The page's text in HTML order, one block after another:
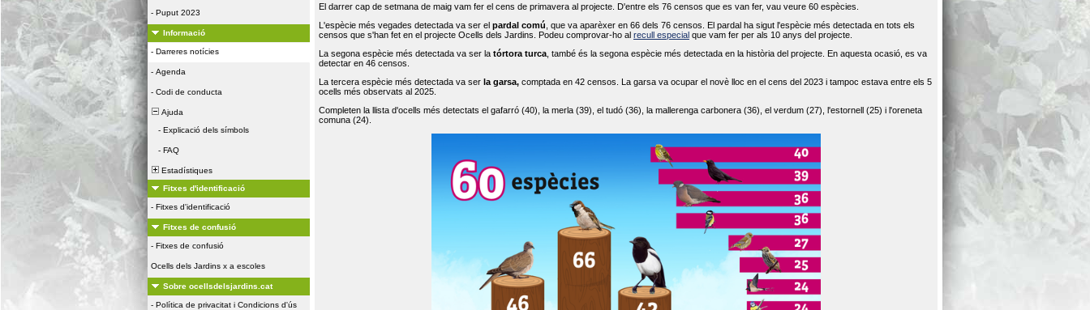
- Puput 2023
Informació
- Darreres notícies
- Agenda
- Codi de conducta
Ajuda
- Explicació dels símbols
- FAQ
Estadístiques
Fitxes d'identificació
- Fitxes d'identificació
Fitxes de confusió
- Fitxes de confusió
Ocells dels Jardins x a escoles
Sobre ocellsdelsjardins.cat
- Política de privacitat i Condicions d'ús
El darrer cap de setmana de maig vam fer el cens de primavera al projecte. D'entre els 76 censos que es van fer, vau veure 60 espècies.
L'espècie més vegades detectada va ser el pardal comú , que va aparèxer en 66 dels 76 censos. El pardal ha sigut l'espècie més detectada en tots els
censos que s'han fet en el projecte Ocells dels Jardins. Podeu comprovar-ho al recull especial que vam fer per als 10 anys del projecte.
La segona espècie més detectada va ser la tórtora turca , també és la segona espècie més detectada en la història del projecte. En aquesta ocasió, es va
detectar en 46 censos.
La tercera espècie més detectada va ser la garsa, comptada en 42 censos. La garsa va ocupar el novè lloc en el cens del 2023 i tampoc estava entre els 5
ocells més observats al 2025.
Completen la llista d'ocells més detectats el gafarró (40), la merla (39), el tudó (36), la mallerenga carbonera (36), el verdum (27), l'estornell (25) i l'oreneta
comuna (24).